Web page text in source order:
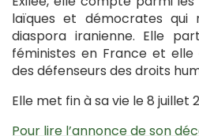
laïques et démocrates
diaspora iranienne. Elle
féministes en France et
des défenseurs des droits
Elle met fin à sa vie le 8 juillet
Pour lire l’annonce de son